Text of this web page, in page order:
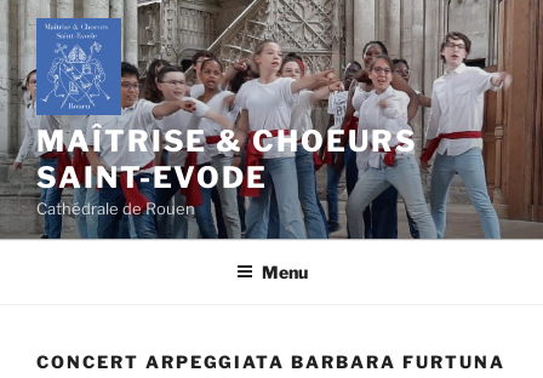
Aller
au
contenu
principal
MAÎTRISE & CHOEURS
SAINT-EVODE
Cathédrale de Rouen
Menu
CONCERT ARPEGGIATA BARBARA FURTUNA